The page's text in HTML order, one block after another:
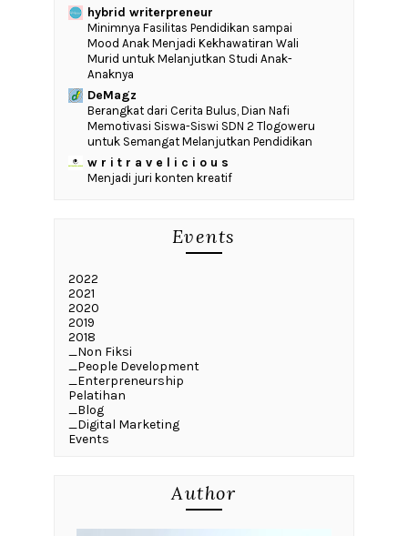
hybrid writerpreneur
‎Minimnya Fasilitas Pendidikan sampai
Mood Anak Menjadi Kekhawatiran Wali
Murid untuk Melanjutkan Studi Anak-
Anaknya
DeMagz
‎Berangkat dari Cerita Bulus, Dian Nafi
Memotivasi Siswa-Siswi SDN 2 Tlogoweru
untuk Semangat Melanjutkan Pendidikan
w r i t r a v e l i c i o u s
Menjadi juri konten kreatif
Events
2022
2021
2020
2019
2018
_Non Fiksi
_People Development
_Enterpreneurship
Pelatihan
_Blog
_Digital Marketing
Events
Author